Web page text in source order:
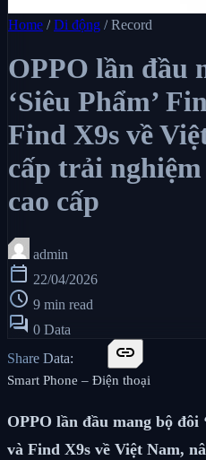
Home / Di động / Record
OPPO lần đầu
‘Siêu Phẩm’
Find X9s về
cấp trải
cao cấp
admin
calendar_today 22/04/2026
schedule 9 min read
forum 0 Data
Share Data:
link
Smart Phone – Điện thoại
OPPO lần đầu mang bộ đôi
và Find X9s về Việt Nam,